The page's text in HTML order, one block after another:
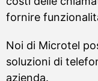
fornire
Noi di Microtel
soluzioni di
azienda.